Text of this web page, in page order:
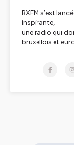
BXFM s’est
inspirante,
une radio qui
bruxellois et
d’entreprendre
dans le cadre